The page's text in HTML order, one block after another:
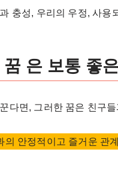
충성, 우리의 우정, 사용
은 보통 좋
다면, 그러한 꿈은 친구
의 안정적이고 즐거운 관